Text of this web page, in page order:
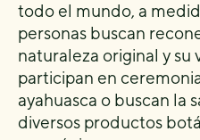
todo el mundo, a
personas buscan
naturaleza original y
participan en
ayahuasca o buscan la
diversos productos